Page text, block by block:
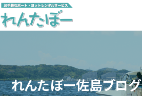
れんたぼー佐島ブログ